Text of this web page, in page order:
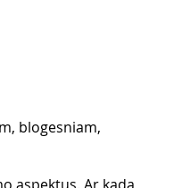
blogesniam,